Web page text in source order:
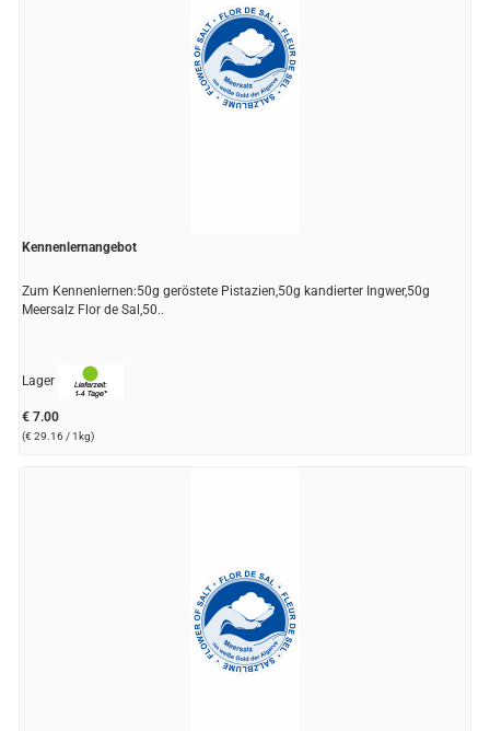
Kennenlernangebot
Zum Kennenlernen:50g geröstete Pistazien,50g kandierter Ingwer,50g
Meersalz Flor de Sal,50..
Lager
€ 7.00
(€ 29.16 / 1kg)